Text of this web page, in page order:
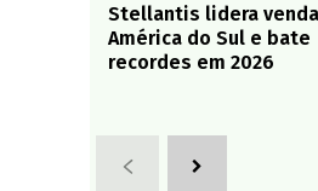
Stellantis lidera
América do Sul e bate
recordes em 2026